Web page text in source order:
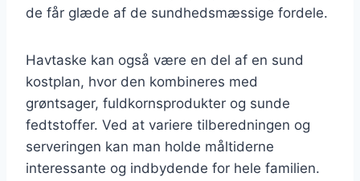
de får glæde af de sundhedsmæssige fordele.
Havtaske kan også være en del af en sund
kostplan, hvor den kombineres med
grøntsager, fuldkornsprodukter og sunde
fedtstoffer. Ved at variere tilberedningen og
serveringen kan man holde måltiderne
interessante og indbydende for hele familien.